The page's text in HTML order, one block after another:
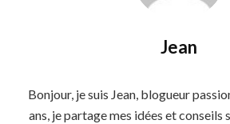
Jean
Bonjour, je suis Jean, blogueur
ans, je partage mes idées et conseils